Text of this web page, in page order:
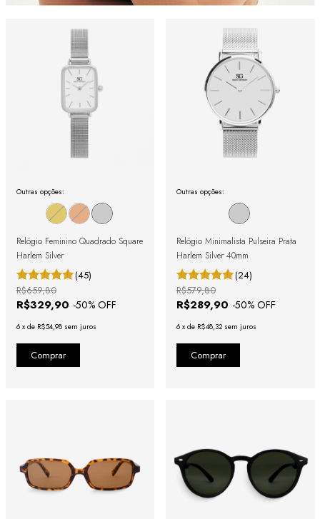
Outras opções:
Relógio Feminino Quadrado Square
Harlem Silver
(45)
R$329,90 -50% OFF
R$659,80
6 x de R$54,98 sem juros
Outras opções:
Relógio Minimalista Pulseira Prata
Harlem Silver 40mm
(24)
R$289,90 -50% OFF
R$579,80
6 x de R$48,32 sem juros